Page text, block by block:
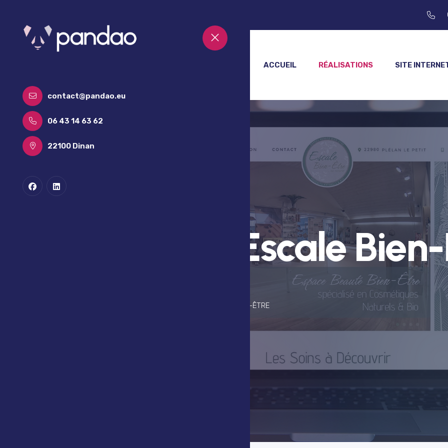
ACCUEIL RÉALISATIONS SITE
contact@pandao.eu
06 43 14 63 62
22100 Dinan
Site Web / Escale
SITE WEB / ESCALE BIEN-ÊTRE